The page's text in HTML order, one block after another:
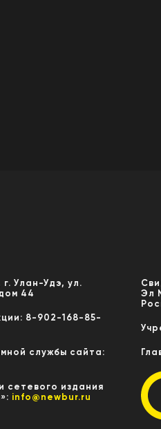
Улан-Удэ, ул.
44
8-902-168-85-
службы сайта:
сетевого издания
info@newbur.ru
Эл